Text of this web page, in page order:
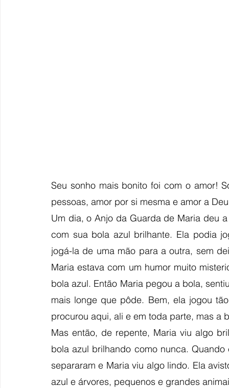
Seu sonho mais bonito foi com o amor!
pessoas, amor por si mesma e amor a
Um dia, o Anjo da Guarda de Maria deu
com sua bola azul brilhante. Ela podia
jogá-la de uma mão para a outra, sem
Maria estava com um humor muito
bola azul. Então Maria pegou a bola,
mais longe que pôde. Bem, ela jogou
procurou aqui, ali e em toda parte, mas a
Mas então, de repente, Maria viu algo
bola azul brilhando como nunca.
separaram e Maria viu algo lindo. Ela
azul e árvores, pequenos e grandes